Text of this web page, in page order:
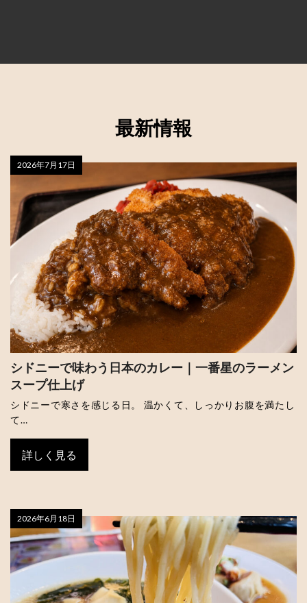
最新情報
シドニーで味わう日本のカレー｜一番星のラーメン
スープ仕上げ
シドニーで寒さを感じる日。 温かくて、しっかりお腹を満たし
て…
詳しく見る
2026年7月17日
2026年6月18日